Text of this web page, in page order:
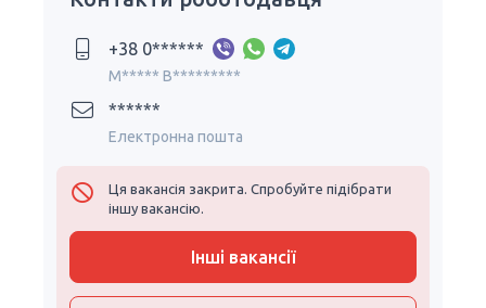
+38 0******
M***** B*********
******
Електронна пошта
Ця вакансія закрита. Спробуйте підібрати
іншу вакансію.
Інші вакансії